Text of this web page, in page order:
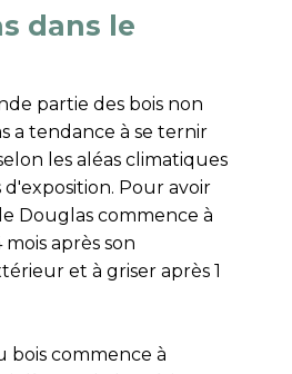
dans le
partie des bois non
a tendance à se ternir
les aléas climatiques
Pour avoir
Douglas commence à
après son
et à griser après 1
bois commence à